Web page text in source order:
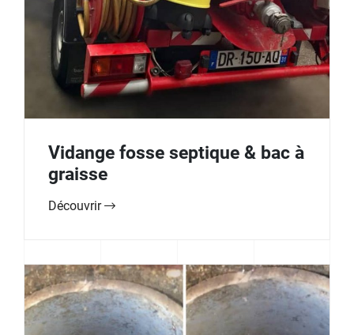
Vidange fosse septique & bac à
graisse
Découvrir